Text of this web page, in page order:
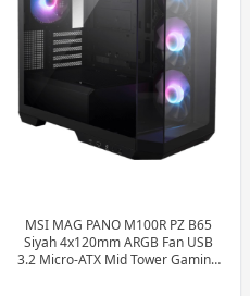
MSI MAG PANO M100R PZ B65
Siyah 4x120mm ARGB Fan USB
3.2 Micro-ATX Mid Tower Gaming